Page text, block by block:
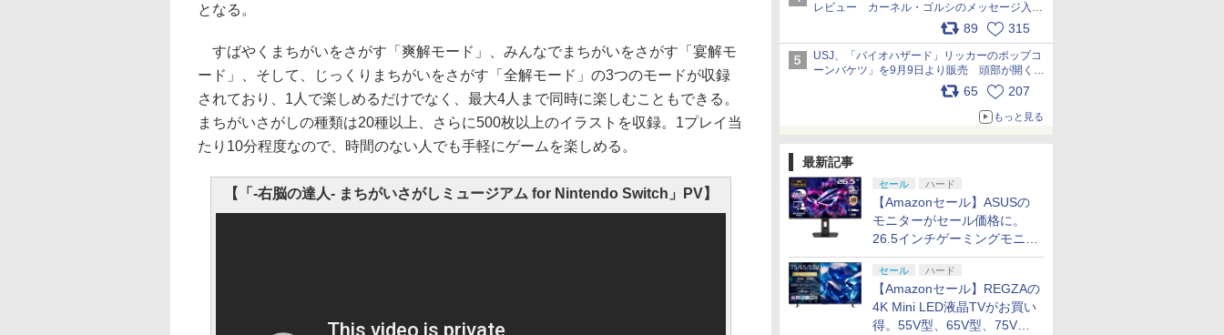
レビュー カーネル・ゴルシのメッセージ入り
パッケージや描き下ろしトレカなどが登場
89 315
USJ、「バイオハザード」リッカーのポップコ
ーンバケツ」を9月9日より販売 頭部が開く仕
組み。味は恐怖を堪のう「味噌フレーバー」
65 207
もっと見る
最新記事
セール ハード
【Amazonセール】ASUSの
モニターがセール価格に。
26.5インチゲーミングモニタ
ー「ROG Strix OLED
XG27ACDMS」限定モデルも
お買い得
セール ハード
【Amazonセール】REGZAの
4K Mini LED液晶TVがお買い
得。55V型、65V型、75V型
となる。
すばやくまちがいをさがす「爽解モード」、みんなでまちがいをさがす「宴解モ
ード」、そして、じっくりまちがいをさがす「全解モード」の3つのモードが収録
されており、1人で楽しめるだけでなく、最大4人まで同時に楽しむこともできる。
まちがいさがしの種類は20種以上、さらに500枚以上のイラストを収録。1プレイ当
たり10分程度なので、時間のない人でも手軽にゲームを楽しめる。
【「-右脳の達人- まちがいさがしミュージアム for Nintendo Switch」PV】